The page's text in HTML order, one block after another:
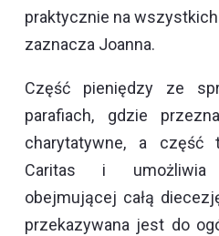
praktycznie na
zaznacza Joanna.
Część pieniędzy ze
parafiach, gdzie
charytatywne, a część
Caritas i umożliwia
obejmującej całą
przekazywana jest do